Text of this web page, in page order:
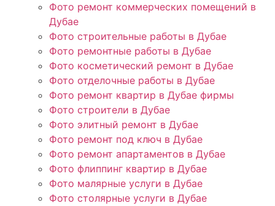
Фото ремонт коммерческих помещений в
Дубае
Фото строительные работы в Дубае
Фото ремонтные работы в Дубае
Фото косметический ремонт в Дубае
Фото отделочные работы в Дубае
Фото ремонт квартир в Дубае фирмы
Фото строители в Дубае
Фото элитный ремонт в Дубае
Фото ремонт под ключ в Дубае
Фото ремонт апартаментов в Дубае
Фото флиппинг квартир в Дубае
Фото малярные услуги в Дубае
Фото столярные услуги в Дубае